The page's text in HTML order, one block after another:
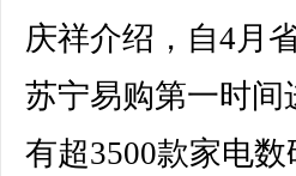
庆祥介绍，自4月
苏宁易购第一时
有超3500款家电